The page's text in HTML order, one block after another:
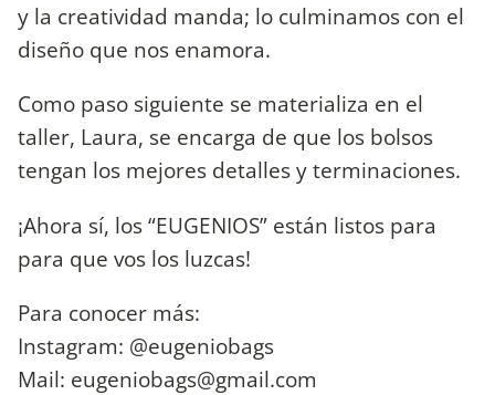
y la creatividad manda; lo culminamos con el
diseño que nos enamora.
Como paso siguiente se materializa en el
taller, Laura, se encarga de que los bolsos
tengan los mejores detalles y terminaciones.
¡Ahora sí, los “EUGENIOS” están listos para
para que vos los luzcas!
Para conocer más:
Instagram: @eugeniobags
Mail: eugeniobags@gmail.com